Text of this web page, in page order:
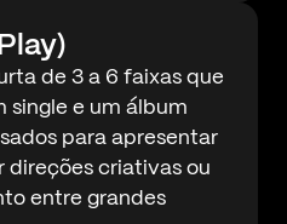
de 3 a 6 faixas que
single e um álbum
para apresentar
direções criativas ou
entre grandes